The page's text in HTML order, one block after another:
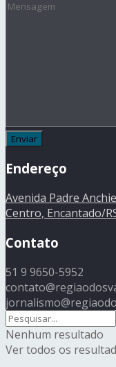
Endereço
Avenida Padre
Centro, Encantado/
Contato
51 9 9650-5952
Nenhum resultado
Ver todos os